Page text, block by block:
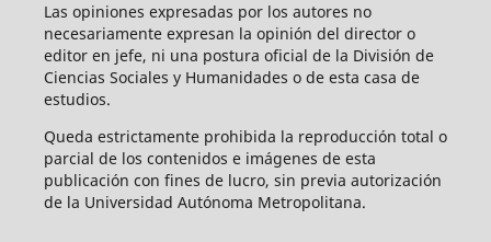
Las opiniones expresadas por los autores no
necesariamente expresan la opinión del director o
editor en jefe, ni una postura oficial de la División de
Ciencias Sociales y Humanidades o de esta casa de
estudios.
Queda estrictamente prohibida la reproducción total o
parcial de los contenidos e imágenes de esta
publicación con fines de lucro, sin previa autorización
de la Universidad Autónoma Metropolitana.